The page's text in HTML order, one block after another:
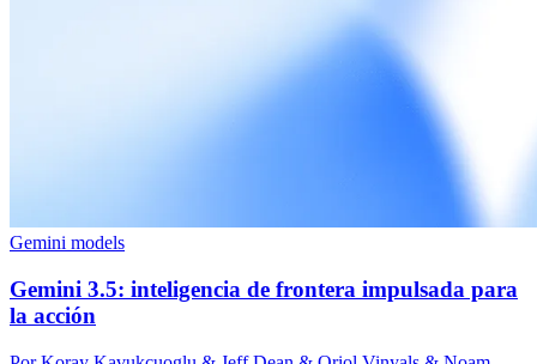
Gemini models
Gemini 3.5: inteligencia de frontera impulsada para
la acción